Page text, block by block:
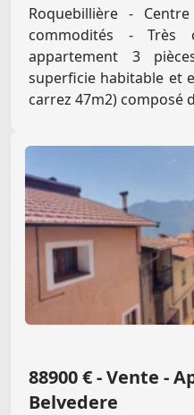
Roquebillière -
commodités - Très
appartement 3
superficie habitable et
carrez 47m2) composé
88900 € - Vente -
Belvedere